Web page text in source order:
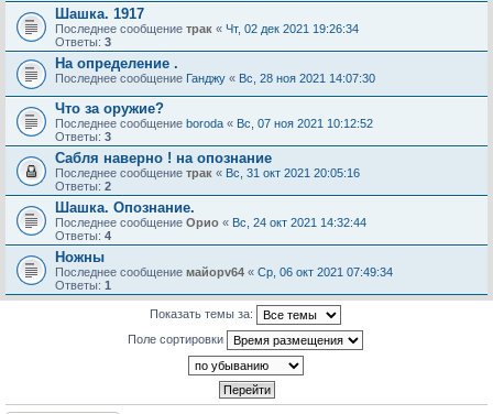
Шашка. 1917
Последнее сообщение трак « Чт, 02 дек 2021 19:26:34
Ответы: 3
На определение .
Последнее сообщение Ганджу « Вс, 28 ноя 2021 14:07:30
Что за оружие?
Последнее сообщение boroda « Вс, 07 ноя 2021 10:12:52
Ответы: 3
Сабля наверно ! на опознание
Последнее сообщение трак « Вс, 31 окт 2021 20:05:16
Ответы: 2
Шашка. Опознание.
Последнее сообщение Орио « Вс, 24 окт 2021 14:32:44
Ответы: 4
Ножны
Последнее сообщение майорv64 « Ср, 06 окт 2021 07:49:34
Ответы: 1
Показать темы за:
Поле сортировки